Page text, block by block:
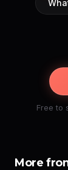
Free to
More